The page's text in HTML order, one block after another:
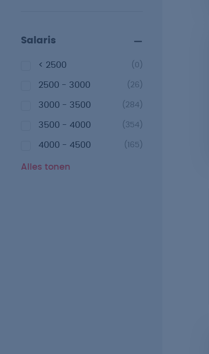
Salaris
< 2500 (0)
2500 - 3000 (26)
3000 - 3500 (284)
3500 - 4000 (354)
4000 - 4500 (165)
Alles tonen